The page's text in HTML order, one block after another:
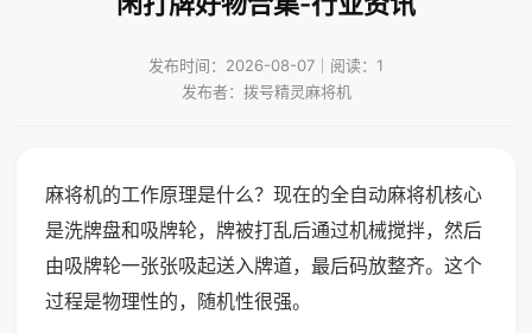
发布时间：2026-08-07｜阅读：1
发布者：拨号精灵麻将机
麻将机的工作原理是什么？现在的全自动麻将机核心
是洗牌盘和吸牌轮，牌被打乱后通过机械搅拌，然后
由吸牌轮一张张吸起送入牌道，最后码放整齐。这个
过程是物理性的，随机性很强。